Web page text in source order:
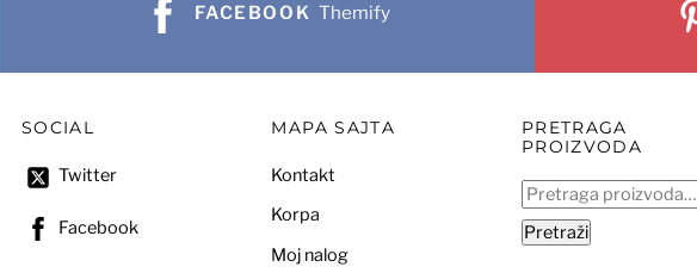
FACEBOOK Themify
SOCIAL
Twitter
Facebook
MAPA SAJTA
Kontakt
Korpa
Moj nalog
PRETRAGA
PROIZVODA
Pretraga
za:
Pretraži